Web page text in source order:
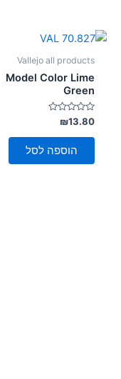
Vallejo all products
Model Color Lime
Green
דורג
0
מתוך
₪13.80
הוספה לסל